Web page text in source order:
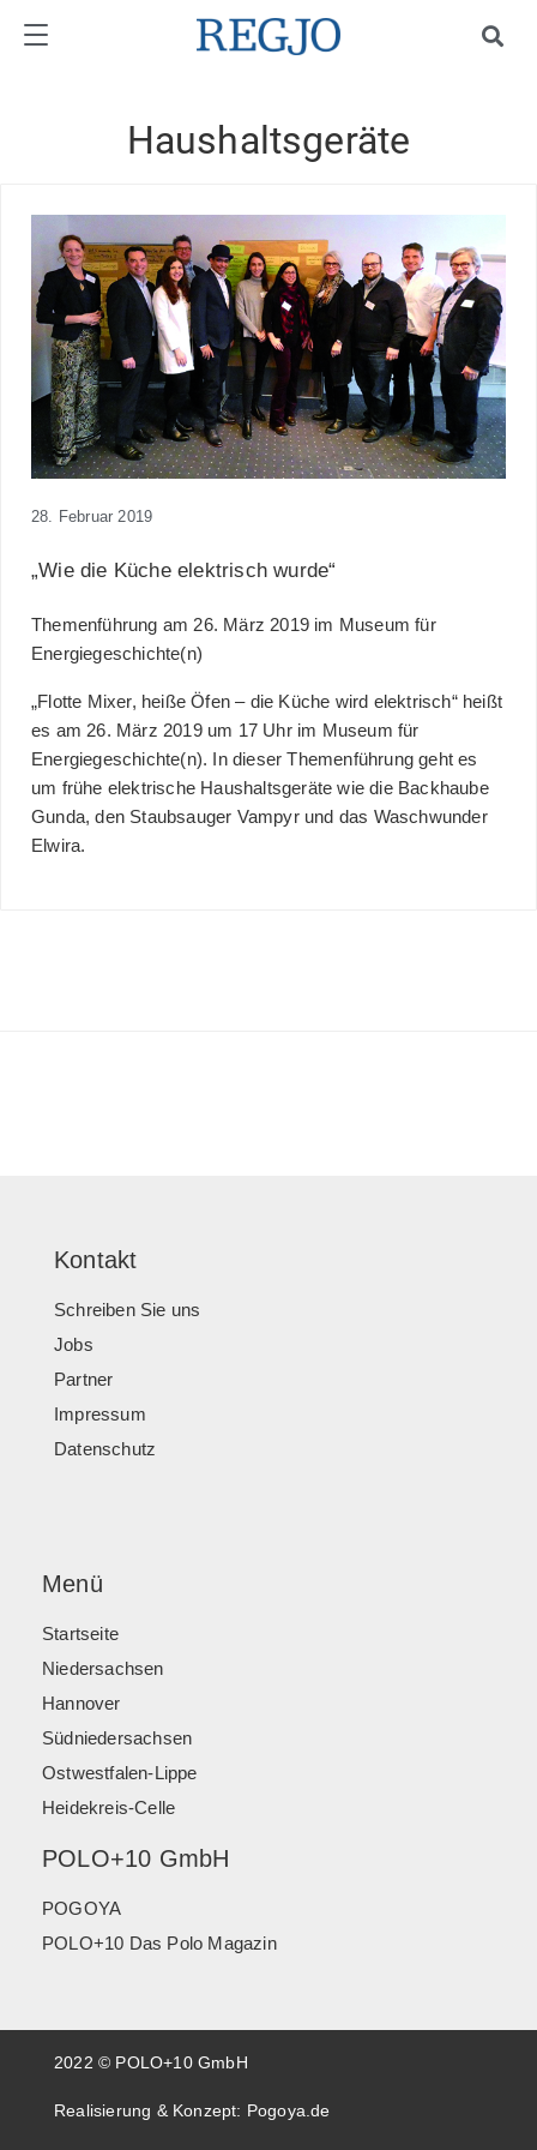
Haushaltsgeräte
28. Februar 2019
„Wie die Küche elektrisch wurde“
Themenführung am 26. März 2019 im Museum für
Energiegeschichte(n)
„Flotte Mixer, heiße Öfen – die Küche wird elektrisch“ heißt
es am 26. März 2019 um 17 Uhr im Museum für
Energiegeschichte(n). In dieser Themenführung geht es
um frühe elektrische Haushaltsgeräte wie die Backhaube
Gunda, den Staubsauger Vampyr und das Waschwunder
Elwira.
Kontakt
Schreiben Sie uns
Jobs
Partner
Impressum
Datenschutz
Menü
Startseite
Niedersachsen
Hannover
Südniedersachsen
Ostwestfalen-Lippe
Heidekreis-Celle
POLO+10 GmbH
POGOYA
POLO+10 Das Polo Magazin
2022 © POLO+10 GmbH
Realisierung & Konzept: Pogoya.de